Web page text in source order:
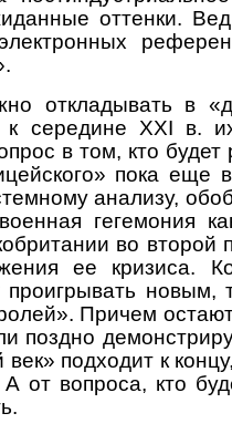
оттенки.
откладывать в
к середине XXI в.
в том, кто
пока еще
анализу,
гегемония
во
ее кризиса.
новым,
Причем
поздно
подходит к
от вопроса, кто